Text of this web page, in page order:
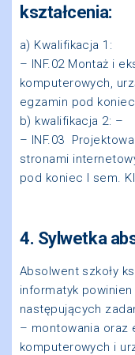
kształcenia:
a) Kwalifikacja 1:
– INF.02 Montaż i
komputerowych,
egzamin pod koniec
b) kwalifikacja 2: –
– INF.03
stronami
pod koniec I sem.
4. Sylwetka
Absolwent szkoły
informatyk
następujących
– montowania oraz
komputerowych i